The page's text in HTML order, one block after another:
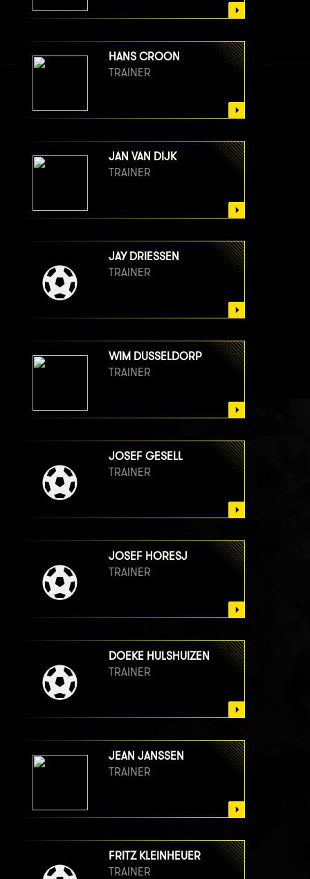
HANS CROON
TRAINER
JAN VAN DIJK
TRAINER
JAY DRIESSEN
TRAINER
WIM DUSSELDORP
TRAINER
JOSEF GESELL
TRAINER
JOSEF HORESJ
TRAINER
DOEKE HULSHUIZEN
TRAINER
JEAN JANSSEN
TRAINER
FRITZ KLEINHEUER
TRAINER